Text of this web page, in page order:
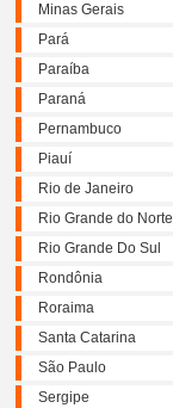
Minas Gerais
Pará
Paraíba
Paraná
Pernambuco
Piauí
Rio de Janeiro
Rio Grande do Norte
Rio Grande Do Sul
Rondônia
Roraima
Santa Catarina
São Paulo
Sergipe